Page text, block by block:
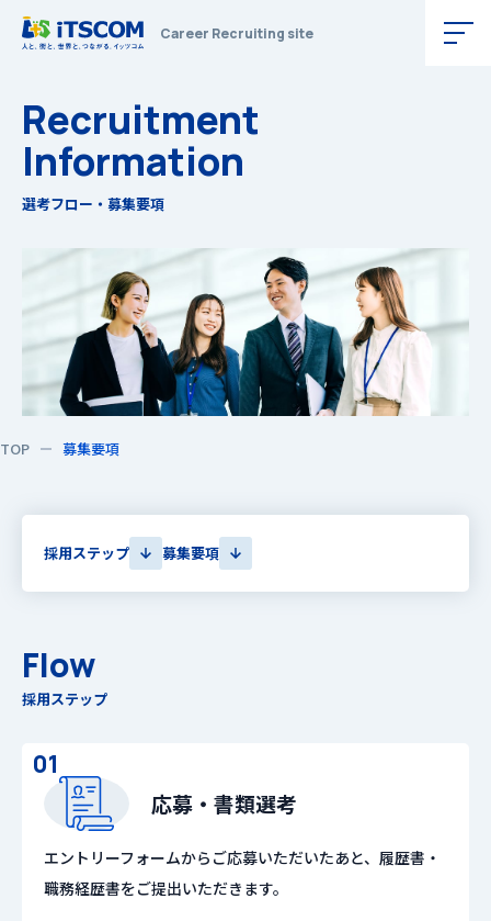
Career Recruiting site
Recruitment
Information
選考フロー・募集要項
TOP 募集要項
採用ステップ 募集要項
Flow
採用ステップ
01
応募・書類選考
エントリーフォームからご応募いただいたあと、履歴書・
職務経歴書をご提出いただきます。